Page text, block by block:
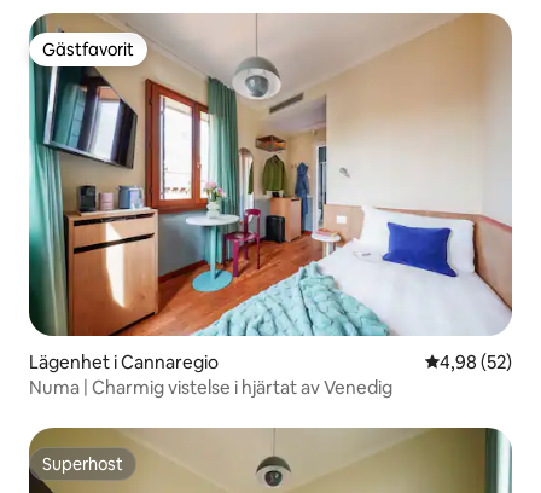
Gästfavorit
Gästfavorit
Lägenhet i Cannaregio 4,98 av 5 i
4,98 (52)
Numa | Charmig vistelse i hjärtat av Venedig
Superhost
Superhost